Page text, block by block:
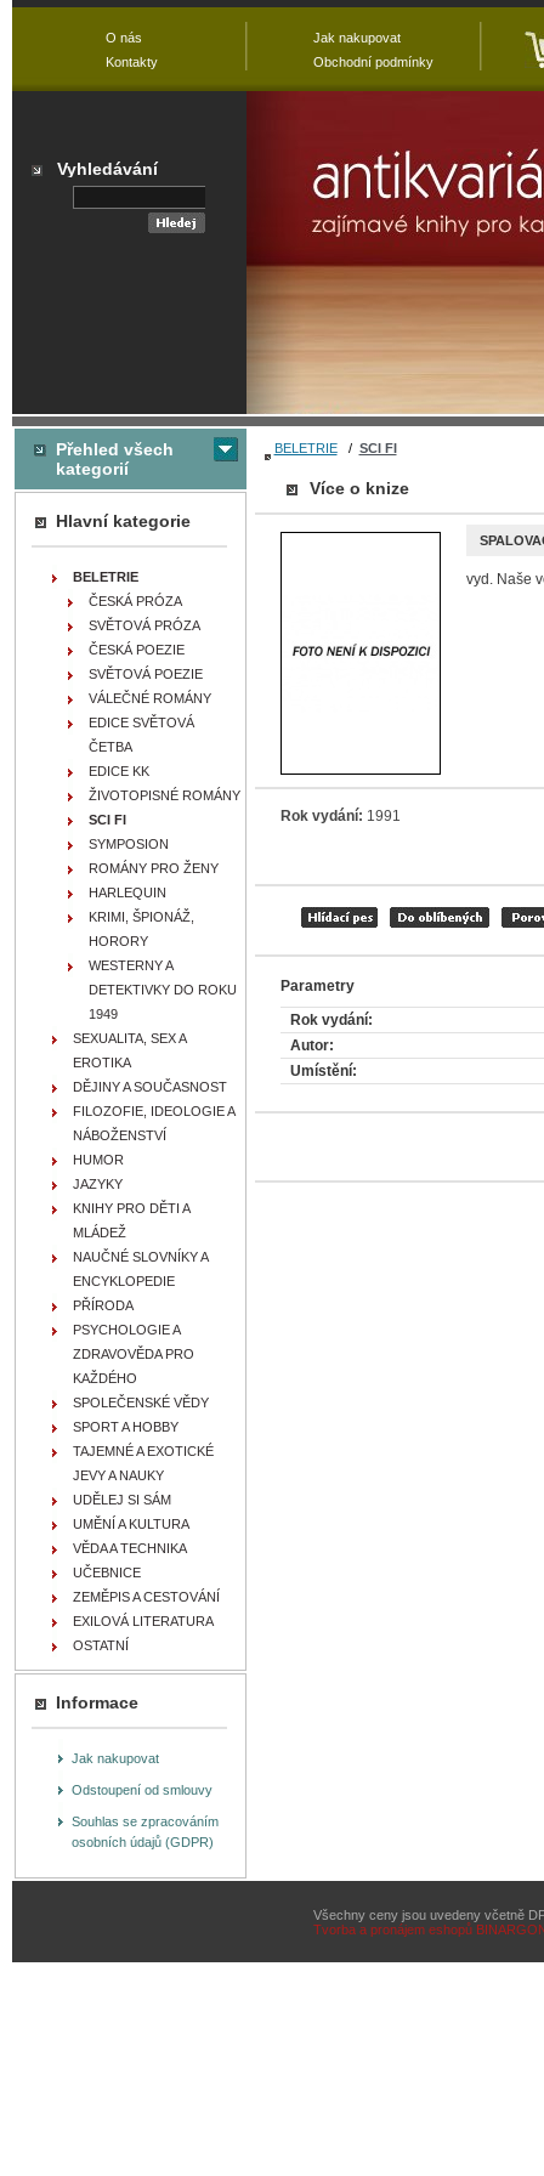
BELETRIE/ SCI FI
Více o knize
vyd. Naše
Rok vydání: 1991
Parametry
Rok vydání:
Autor:
Umístění:
Přehled všech
kategorií
Hlavní kategorie
BELETRIE
ČESKÁ PRÓZA
SVĚTOVÁ PRÓZA
ČESKÁ POEZIE
SVĚTOVÁ POEZIE
VÁLEČNÉ ROMÁNY
EDICE SVĚTOVÁ
ČETBA
EDICE KK
ŽIVOTOPISNÉ ROMÁNY
SCI FI
SYMPOSION
ROMÁNY PRO ŽENY
HARLEQUIN
KRIMI, ŠPIONÁŽ,
HORORY
WESTERNY A
DETEKTIVKY DO ROKU
1949
SEXUALITA, SEX A
EROTIKA
DĚJINY A SOUČASNOST
FILOZOFIE, IDEOLOGIE A
NÁBOŽENSTVÍ
HUMOR
JAZYKY
KNIHY PRO DĚTI A
MLÁDEŽ
NAUČNÉ SLOVNÍKY A
ENCYKLOPEDIE
PŘÍRODA
PSYCHOLOGIE A
ZDRAVOVĚDA PRO
KAŽDÉHO
SPOLEČENSKÉ VĚDY
SPORT A HOBBY
TAJEMNÉ A EXOTICKÉ
JEVY A NAUKY
UDĚLEJ SI SÁM
UMĚNÍ A KULTURA
VĚDA A TECHNIKA
UČEBNICE
ZEMĚPIS A CESTOVÁNÍ
EXILOVÁ LITERATURA
OSTATNÍ
Informace
Jak nakupovat
Odstoupení od smlouvy
Souhlas se zpracováním
osobních údajů (GDPR)
Všechny ceny jsou uvedeny včetně
Tvorba a pronájem eshopů
O nás
Kontakty
Jak nakupovat
Obchodní podmínky
Vyhledávání